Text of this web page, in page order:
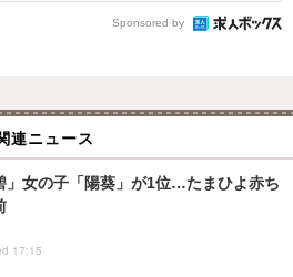
Sponsored by
連ニュース
」女の子「陽葵」が1位…たまひよ赤ち
17:15